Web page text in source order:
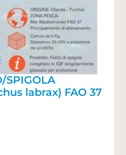
SPIGOLA
labrax) FAO 37